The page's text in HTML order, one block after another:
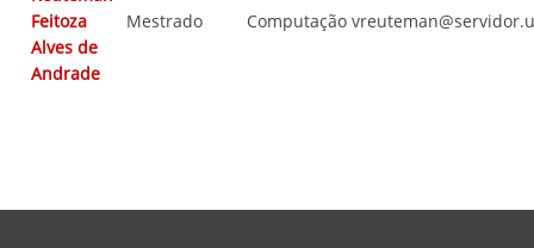
Feitoza
Alves de
Andrade
Mestrado Computação